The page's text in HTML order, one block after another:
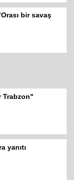
bir savaş
Trabzon"
yanıtı